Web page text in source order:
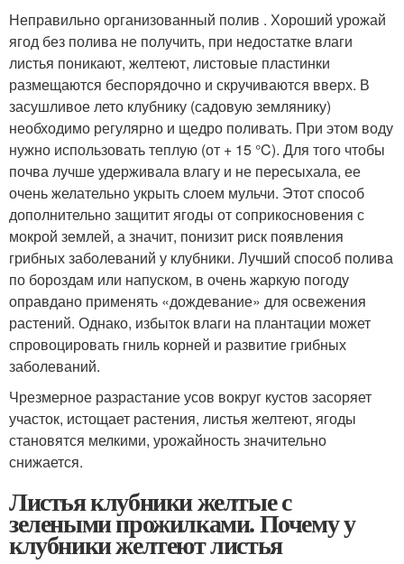
Неправильно организованный полив . Хороший урожай
ягод без полива не получить, при недостатке влаги
листья поникают, желтеют, листовые пластинки
размещаются беспорядочно и скручиваются вверх. В
засушливое лето клубнику (садовую землянику)
необходимо регулярно и щедро поливать. При этом воду
нужно использовать теплую (от + 15 °C). Для того чтобы
почва лучше удерживала влагу и не пересыхала, ее
очень желательно укрыть слоем мульчи. Этот способ
дополнительно защитит ягоды от соприкосновения с
мокрой землей, а значит, понизит риск появления
грибных заболеваний у клубники. Лучший способ полива
по бороздам или напуском, в очень жаркую погоду
оправдано применять «дождевание» для освежения
растений. Однако, избыток влаги на плантации может
спровоцировать гниль корней и развитие грибных
заболеваний.
Чрезмерное разрастание усов вокруг кустов засоряет
участок, истощает растения, листья желтеют, ягоды
становятся мелкими, урожайность значительно
снижается.
Листья клубники желтые с
зелеными прожилками. Почему у
клубники желтеют листья